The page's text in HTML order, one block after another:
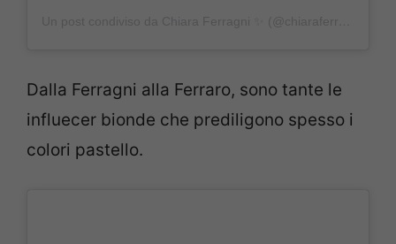
Dalla Ferragni alla Ferraro, sono tante le
influecer bionde che prediligono spesso i
colori pastello.